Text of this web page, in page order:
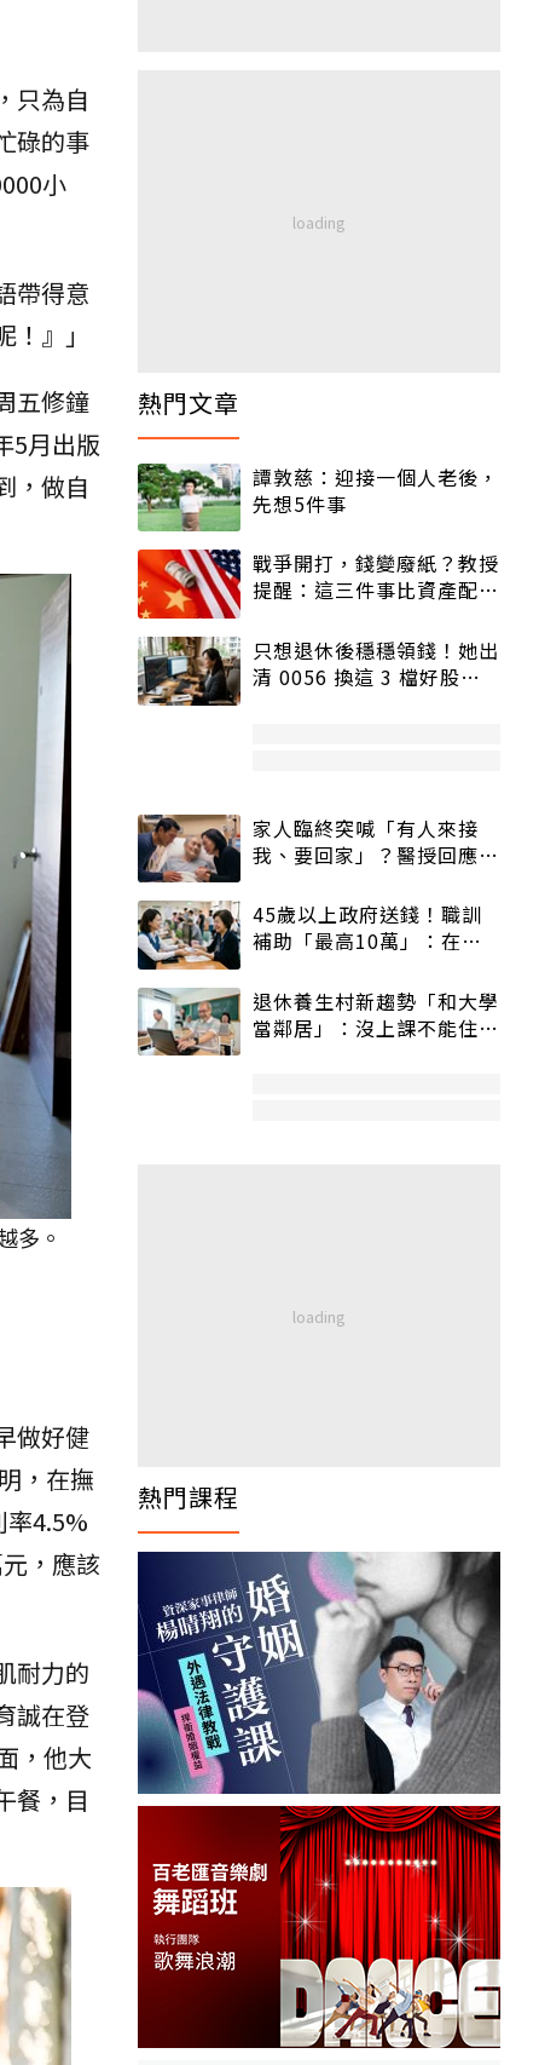
只為自
碌的事
小
帶得意
』」
五修鐘
5月出版
，做自
多。
做好健
，在撫
率4.5%
，應該
耐力的
誠在登
，他大
餐，目
熱門文章
譚敦慈：迎接一個人老後，
先想5件事
戰爭開打，錢變廢紙？教授
提醒：這三件事比資產配置
只想退休後穩穩領錢！她出
清 0056 換這 3 檔好股：
家人臨終突喊「有人來接
我、要回家」？醫授回應方
45歲以上政府送錢！職訓
補助「最高10萬」：在
退休養生村新趨勢「和大學
當鄰居」：沒上課不能住、
熱門課程